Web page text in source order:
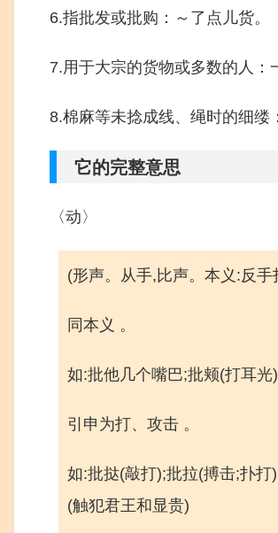
6.指批发或批购：～了点儿货。
7.用于大宗的货物或多数的人：
8.棉麻等未捻成线、绳时的细缕
它的完整意思
〈动〉
(形声。从手,比声。本义:反手
同本义 。
如:批他几个嘴巴;批颊(打耳光)
引申为打、攻击 。
如:批挞(敲打);批拉(搏击;扑
(触犯君王和显贵)